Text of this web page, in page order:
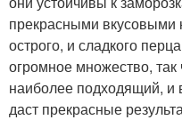
прекрасными вкусовыми
острого, и сладкого
огромное множество, так
наиболее подходящий,
даст прекрасные